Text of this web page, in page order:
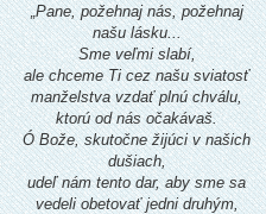
„Pane, požehnaj nás, požehnaj
našu lásku...
Sme veľmi slabí,
ale chceme Ti cez našu sviatosť
manželstva vzdať plnú chválu,
ktorú od nás očakávaš.
Ó Bože, skutočne žijúci v našich
dušiach,
udeľ nám tento dar, aby sme sa
vedeli obetovať jedni druhým,